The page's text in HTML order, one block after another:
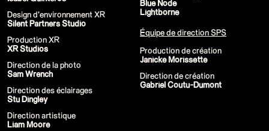
Google I/O Pre-Show - Mija
Performance
Camila Cabello - TikTok LIVE "Familia:
Welcome to the Family"
Annie, The Musical
Eat Me (or try not to)
Valorant Champions - Riot Games 2021
38e MTV Video Music Awards
Ex-vitamins
Kid Cudi - XR Amazon Prime show
Kid Koala
Taylor Swift - Grammys
Silk Sonic
Design d'environnement XR
Silent Partners Studio
Production XR
XR Studios
Direction de la photo
Sam Wrench
Direction des éclairages
Stu Dingley
Direction artistique
Liam Moore
Lightborne
Équipe de direction SPS
Production de création
Janicke Morissette
Direction de création
Gabriel Coutu-Dumont